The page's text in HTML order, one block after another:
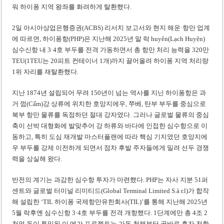
워 하이퐁 지역 왕좌를 화려하게 탈환했다.
2일 아시아상업은행증권(ACBS) 리서치 보고서와 현지 해운·항만 업계
에 따르면, 하이퐁항(PHP)은 지난해 2025년 말 락 huyên(Lạch Huyện)
심수신항 내 3·4호 부두를 전격 가동하면서 총 항만 처리 능력을 320만
TEU(1TEU는 20피트 컨테이너 1개)까지 끌어올려 하이퐁 지역 처리량
1위 자리를 재탈환했다.
지난 1874년 설립되어 무려 150년이 넘는 역사를 지닌 하이퐁항은 과
거 껌(Cấm)강 상류에 위치한 호앙지에우, 쭈베, 탄부 부두를 중심으로
북부 항만 물류를 독점하던 절대 강자였다. 그러나 글로벌 물류의 중심
축이 선박 대형화에 발맞추어 강 하류와 바다에 인접한 심수항으로 이
동하고, 특히 도심 재개발 마스터플랜에 따라 핵심 기지였던 호앙지에
우 부두를 강제 이전하게 되면서 점차 후발 주자들에게 밀려 선두 경쟁
력을 상실해 왔다.
반전의 계기는 과감한 심수항 투자가 마련했다. PHP는 자사 지분 51퍼
센트와 글로벌 터미널 리미티드(Global Terminal Limited S.à r.l)가 합작
해 설립한 ‘TIL 하이퐁 국제항만유한회사(TIL)’를 통해 지난해 2025년
5월 락후옌 심수신항 3·4호 부두를 전격 개항했다. 1단계에만 총 4조 2